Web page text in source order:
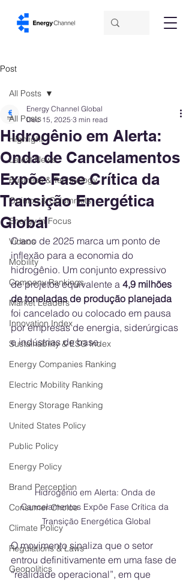
Post
All Posts
Highlight
Latest News
Business & Technology
Opinion & Columnists
Energy in Focus
Videos
Mobility
Company Rankings
Market Leaders
Innovation Index
Sustainability & ESG Index
Energy Companies Ranking
Electric Mobility Ranking
Energy Storage Ranking
United States Policy
Public Policy
Energy Policy
Brand Perception
Consumer Choice
Climate Policy
Regulations & Laws
Geopolitics
All Posts
Hidrogênio em Alerta:
Onda de Cancelamentos
Expõe Fase Crítica da
Transição Energética
Global
Energy Channel Global
Dec 15, 2025 3 min read
O ano de 2025 marca um ponto de
inflexão para a economia do
hidrogênio. Um conjunto expressivo
de projetos equivalente a 4,9 milhões
de toneladas de produção planejada
foi cancelado ou colocado em pausa
por empresas de energia, siderúrgicas
e indústrias de base.
Hidrogênio em Alerta: Onda de
Cancelamentos Expõe Fase Crítica da
Transição Energética Global
O movimento sinaliza que o setor
entrou definitivamente em uma fase de
“realidade operacional”, em que